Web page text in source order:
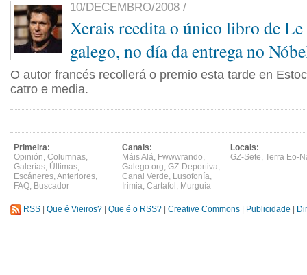
10/DECEMBRO/2008 /
Xerais reedita o único libro de
galego, no día da entrega no
O autor francés recollerá o premio esta tarde en
catro e media.
Primeira:
Opinión, Columnas,
Galerías, Últimas,
Escáneres,Anteriores,
FAQ, Buscador
Canais:
Máis Alá, Fwwwrando,
Galego.org, GZ-Deportiva,
Canal Verde, Lusofonía,
Irimia, Cartafol , Murguía
Locais:
GZ-Sete, Terra Eo-
RSS Que é Vieiros? Que é o RSS? Creative Commons Publicidade